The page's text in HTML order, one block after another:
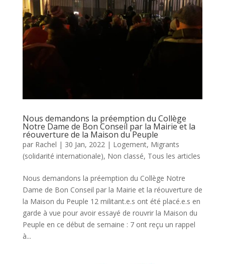
Nous demandons la préemption du Collège
Notre Dame de Bon Conseil par la Mairie et la
réouverture de la Maison du Peuple
par Rachel | 30 Jan, 2022 | Logement, Migrants
(solidarité internationale), Non classé, Tous les articles
Nous demandons la préemption du Collège Notre
Dame de Bon Conseil par la Mairie et la réouverture de
la Maison du Peuple 12 militant.e.s ont été placé.e.s en
garde à vue pour avoir essayé de rouvrir la Maison du
Peuple en ce début de semaine : 7 ont reçu un rappel
à...